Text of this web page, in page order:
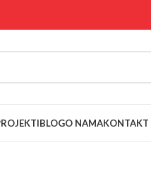
BLOGO NAMAKONTAKT